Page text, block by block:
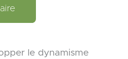
le dynamisme